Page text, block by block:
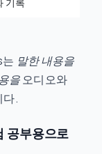
말한 내용을
을오디오와
다.
공부용으로